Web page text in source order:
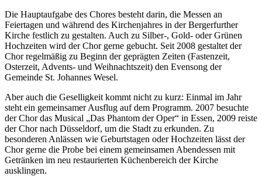
Die Hauptaufgabe des Chores besteht darin, die Messen an
Feiertagen und während des Kirchenjahres in der Bergerfurther
Kirche festlich zu gestalten. Auch zu Silber-, Gold- oder Grünen
Hochzeiten wird der Chor gerne gebucht. Seit 2008 gestaltet der
Chor regelmäßig zu Beginn der geprägten Zeiten (Fastenzeit,
Osterzeit, Advents- und Weihnachtszeit) den Evensong der
Gemeinde St. Johannes Wesel.
Aber auch die Geselligkeit kommt nicht zu kurz: Einmal im Jahr
steht ein gemeinsamer Ausflug auf dem Programm. 2007 besuchte
der Chor das Musical „Das Phantom der Oper“ in Essen, 2009 reiste
der Chor nach Düsseldorf, um die Stadt zu erkunden. Zu
besonderen Anlässen wie Geburtstagen oder Hochzeiten lässt der
Chor gerne die Probe bei einem gemeinsamen Abendessen mit
Getränken im neu restaurierten Küchenbereich der Kirche
ausklingen.